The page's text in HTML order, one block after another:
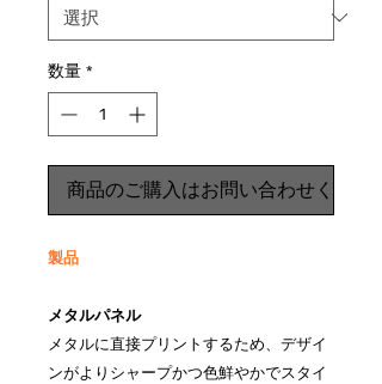
数量 *
商品のご購入はお問い合わせください
製品
メタルパネル
メタルに直接プリントするため、デザイ
ンがよりシャープかつ色鮮やかでスタイ